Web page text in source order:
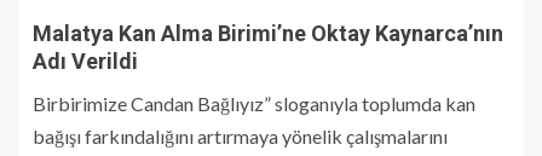
Malatya Kan Alma Birimi’ne Oktay Kaynarca’nın
Adı Verildi
Birbirimize Candan Bağlıyız” sloganıyla toplumda kan
bağışı farkındalığını artırmaya yönelik çalışmalarını